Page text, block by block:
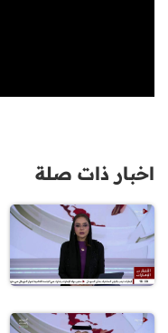
اخبار ذات صلة